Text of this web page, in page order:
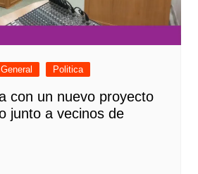
Politica
con un nuevo proyecto
junto a vecinos de